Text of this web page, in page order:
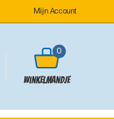
Mijn Account
Winkelmandje
0